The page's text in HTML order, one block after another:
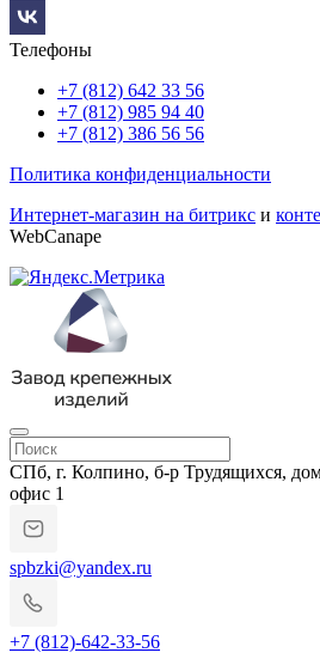
Телефоны
+7 (812) 642 33 56
+7 (812) 985 94 40
+7 (812) 386 56 56
Политика конфиденциальности
Интернет-магазин на битрикс и
WebCanape
СПб, г. Колпино, б-р Трудящихся,
офис 1
spbzki@yandex.ru
+7 (812)-642-33-56